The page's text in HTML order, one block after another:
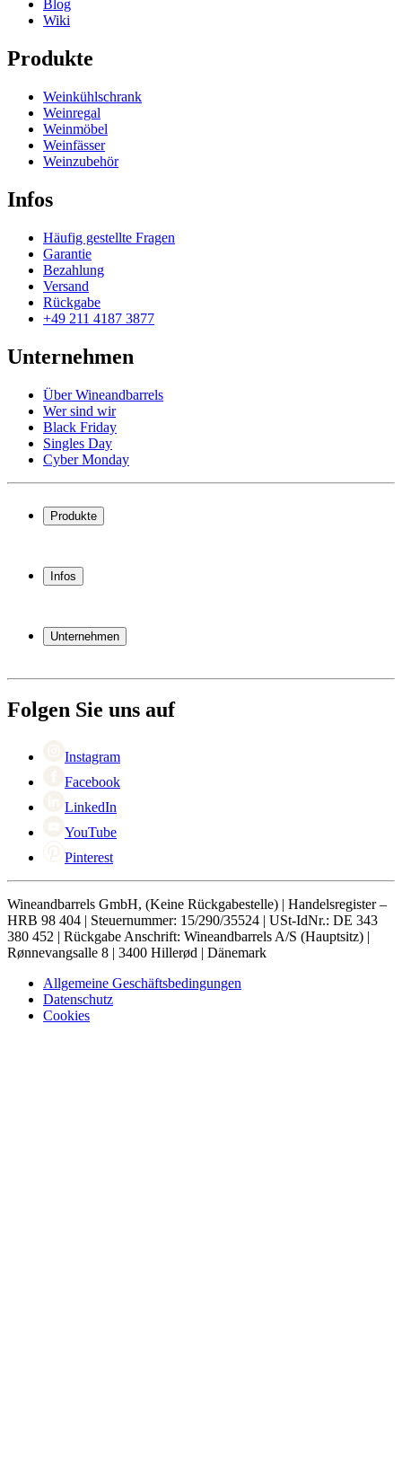
Blog
Wiki
Produkte
Weinkühlschrank
Weinregal
Weinmöbel
Weinfässer
Weinzubehör
Infos
Häufig gestellte Fragen
Garantie
Bezahlung
Versand
Rückgabe
+49 211 4187 3877
Unternehmen
Über Wineandbarrels
Wer sind wir
Black Friday
Singles Day
Cyber Monday
Produkte
Weinregal
Weinmöbel
Infos
Garantie
Bezahlung
Rückgabe
Unternehmen
Black Friday
Singles Day
Folgen Sie uns auf
Instagram
Facebook
LinkedIn
YouTube
Pinterest
Wineandbarrels GmbH, (Keine Rückgabestelle) | Handelsregister –
HRB 98 404 | Steuernummer: 15/290/35524 | USt-IdNr.: DE 343
380 452 | Rückgabe Anschrift: Wineandbarrels A/S (Hauptsitz) |
Rønnevangsalle 8 | 3400 Hillerød | Dänemark
Allgemeine Geschäftsbedingungen
Datenschutz
Cookies